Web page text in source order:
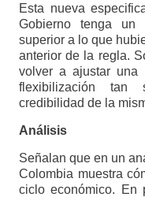
Esta nueva
Gobierno tenga un
superior a lo que
anterior de la regla.
volver a ajustar una
flexibilización tan
credibilidad de la
Análisis
Señalan que en un
Colombia muestra
ciclo económico. En